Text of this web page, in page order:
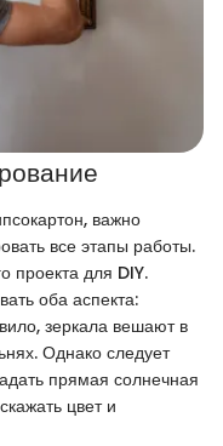
важно
все этапы работы.
проекта для DIY.
оба аспекта:
зеркала вешают в
Однако следует
прямая солнечная
цвет и